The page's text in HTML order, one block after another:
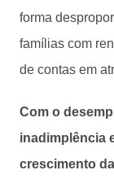
forma
famílias com
de contas em
Com o
inadimplência
crescimento